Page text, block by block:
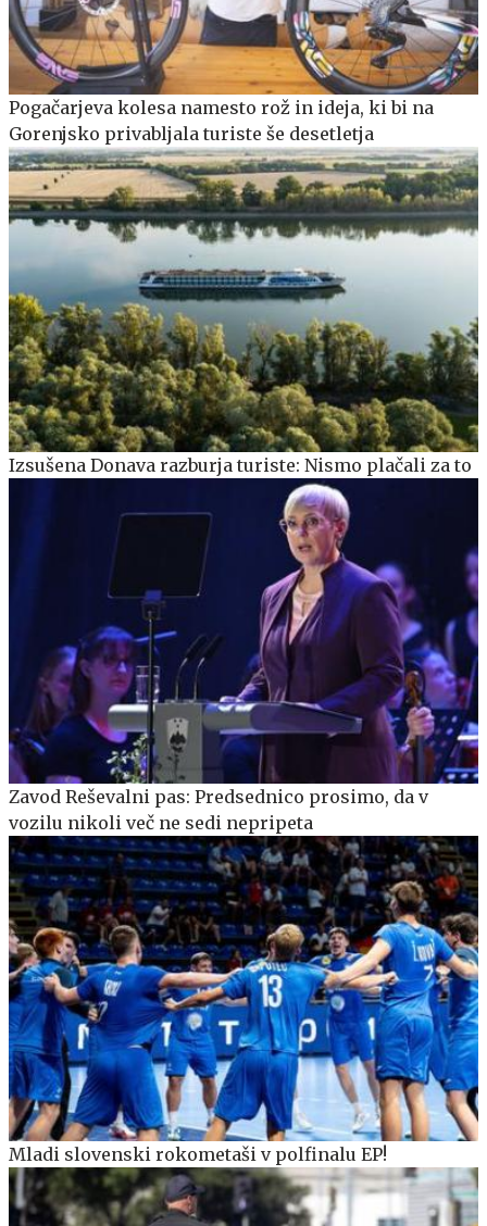
Pogačarjeva kolesa namesto rož in ideja, ki bi na
Gorenjsko privabljala turiste še desetletja
Izsušena Donava razburja turiste: Nismo plačali za to
Zavod Reševalni pas: Predsednico prosimo, da v
vozilu nikoli več ne sedi nepripeta
Mladi slovenski rokometaši v polfinalu EP!